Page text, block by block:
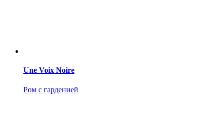
Une Voix Noire
Ром с гарденией